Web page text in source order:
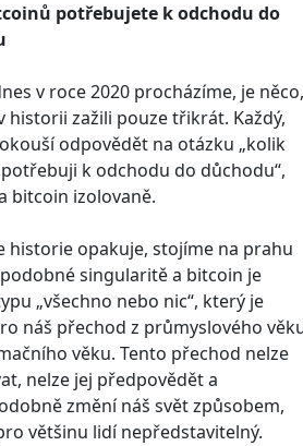
potřebujete k odchodu do
v roce 2020 procházíme, je něco,
historii zažili pouze třikrát. Každý,
odpovědět na otázku „kolik
k odchodu do důchodu“,
bitcoin izolovaně.
historie opakuje, stojíme na prahu
singularitě a bitcoin je
„všechno nebo nic“, který je
náš přechod z průmyslového
věku. Tento přechod nelze
nelze jej předpovědět a
změní náš svět způsobem,
většinu lidí nepředstavitelný.